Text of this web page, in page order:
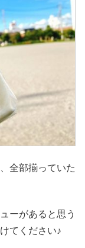
全部揃っていた
ーがあると思う
てください♪